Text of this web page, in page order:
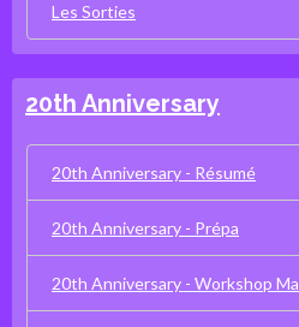
Les Sorties
20th Anniversary
20th Anniversary - Résumé
20th Anniversary - Prépa
20th Anniversary - Workshop Ma